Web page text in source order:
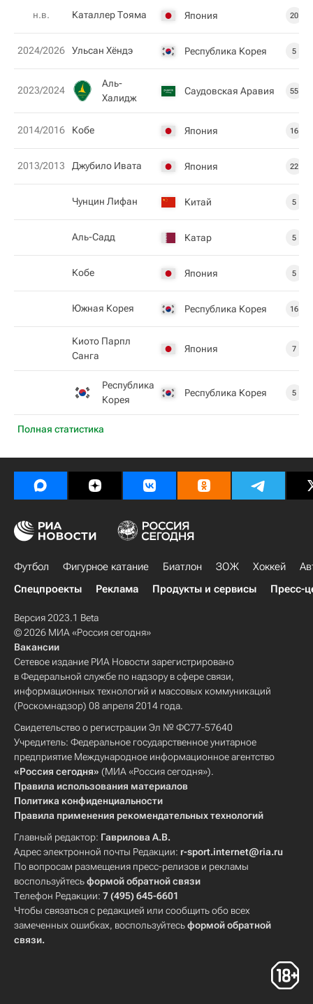
Полная статистика
н.в. Каталлер Тояма Япония 20
2024/2026 Ульсан Хёндэ Республика Корея 5
2023/2024
Аль-
Халидж
Саудовская Аравия 55
2014/2016 Кобе Япония 16
2013/2013 Джубило Ивата Япония 22
Чунцин Лифан Китай 5
Аль-Садд Катар 5
Кобе Япония 5
Южная Корея Республика Корея 16
Киото Парпл
Санга
Япония 7
Республика
Корея
Республика Корея 5
Футбол Фигурное катание Биатлон ЗОЖ Хоккей
Спецпроекты
Реклама Продукты и сервисы Пресс-
Версия 2023.1 Beta
© 2026 МИА «Россия сегодня»
Вакансии
Сетевое издание РИА Новости зарегистрировано
в Федеральной службе по надзору в сфере связи,
информационных технологий и массовых коммуникаций
(Роскомнадзор) 08 апреля 2014 года.
Свидетельство о регистрации Эл № ФС77-57640
Учредитель: Федеральное государственное унитарное
предприятие Международное информационное агентство
«Россия сегодня» (МИА «Россия сегодня»).
Правила использования материалов
Политика конфиденциальности
Правила применения рекомендательных технологий
Главный редактор: Гаврилова А.В.
Адрес электронной почты Редакции: r-sport.internet@ria.ru
По вопросам размещения пресс-релизов и рекламы
воспользуйтесьформой обратной связи
Телефон Редакции: 7 (495) 645-6601
Чтобы связаться с редакцией или сообщить обо всех
замеченных ошибках, воспользуйтесьформой обратной
связи.